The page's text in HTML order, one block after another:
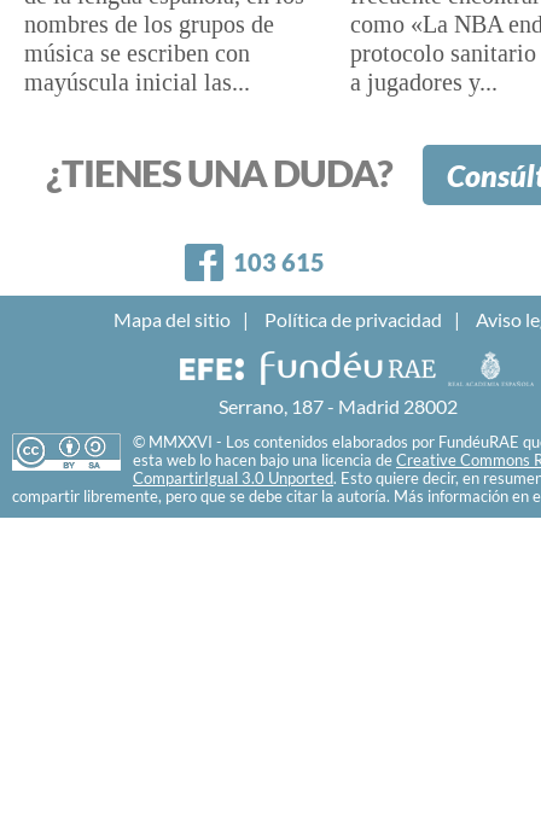
nombres de los grupos de
música se escriben con
mayúscula inicial las...
como «La NBA
protocolo sanitario
a jugadores y...
¿TIENES UNA DUDA?
Facebook
103 615
Mapa del sitio Política de privacidad Aviso
Serrano, 187 - Madrid 28002
© MMXXVI - Los contenidos elaborados por FundéuRAE
esta web lo hacen bajo una licencia de Creative Commons
CompartirIgual 3.0 Unported. Esto quiere decir, en
compartir libremente, pero que se debe citar la autoría. Más información en